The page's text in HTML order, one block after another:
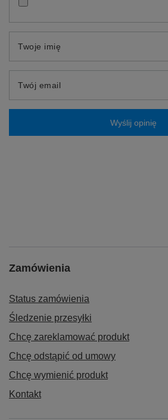
Twoje imię
Twój email
Wyślij opinię
Zamówienia
Status zamówienia
Śledzenie przesyłki
Chcę zareklamować produkt
Chcę odstąpić od umowy
Chcę wymienić produkt
Kontakt